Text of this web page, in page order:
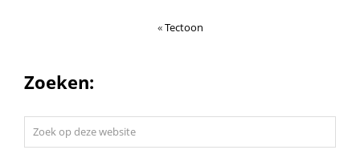
«Tectoon
Zoeken: